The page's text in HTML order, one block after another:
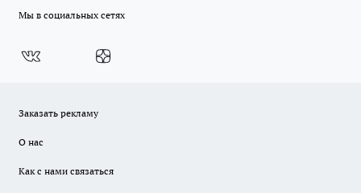
Мы в социальных сетях
Заказать рекламу
О нас
Как с нами связаться